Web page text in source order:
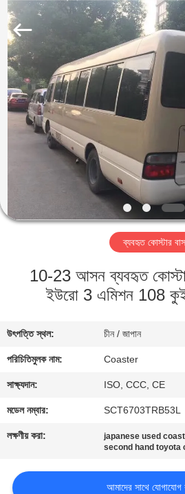
বাড়ি
পণ্য
কারখানা
যোগাযোগ
করুন
উদ্ধৃতির
আবেদন
ZHENGZHOU
COOPER
INDUSTRY
CO.,
LTD..
Rights
Reserved.
ব্যবহৃত কোস্টার বাস
10-23 আসন ব্যবহৃত কোস্টার
ইউরো 3 এমিশন 108 কুই
উৎপত্তি স্থল: চীন / জাপান
পরিচিতিমুলক নাম: Coaster
সাক্ষ্যদান: ISO, CCC, CE
মডেল নম্বার: SCT6703TRB53L
লক্ষণীয় করা: japanese used
second hand toyota
আমাদের সাথে